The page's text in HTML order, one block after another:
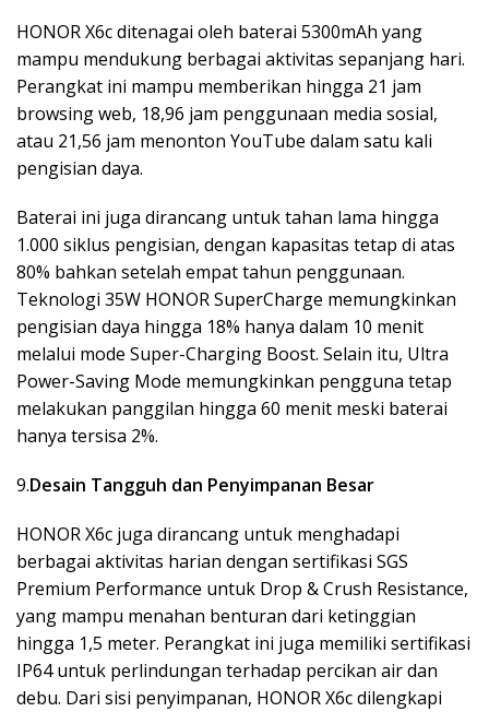
HONOR X6c ditenagai oleh baterai 5300mAh yang
mampu mendukung berbagai aktivitas sepanjang hari.
Perangkat ini mampu memberikan hingga 21 jam
browsing web, 18,96 jam penggunaan media sosial,
atau 21,56 jam menonton YouTube dalam satu kali
pengisian daya.
Baterai ini juga dirancang untuk tahan lama hingga
1.000 siklus pengisian, dengan kapasitas tetap di atas
80% bahkan setelah empat tahun penggunaan.
Teknologi 35W HONOR SuperCharge memungkinkan
pengisian daya hingga 18% hanya dalam 10 menit
melalui mode Super-Charging Boost. Selain itu, Ultra
Power-Saving Mode memungkinkan pengguna tetap
melakukan panggilan hingga 60 menit meski baterai
hanya tersisa 2%.
9.Desain Tangguh dan Penyimpanan Besar
HONOR X6c juga dirancang untuk menghadapi
berbagai aktivitas harian dengan sertifikasi SGS
Premium Performance untuk Drop & Crush Resistance,
yang mampu menahan benturan dari ketinggian
hingga 1,5 meter. Perangkat ini juga memiliki sertifikasi
IP64 untuk perlindungan terhadap percikan air dan
debu. Dari sisi penyimpanan, HONOR X6c dilengkapi